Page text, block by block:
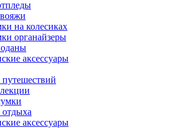
на колесиках
органайзеры
аксессуары
аксессуары